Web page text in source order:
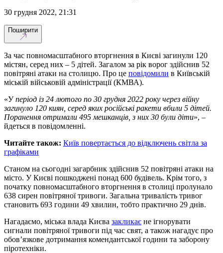
30 грудня 2022, 21:31
Поширити
За час повномасштабного вторгнення в Києві загинули 120
містян, серед них – 5 дітей. Загалом за рік ворог здійснив 52
повітряні атаки на столицю. Про це повідомили в Київській
міській військовій адміністрації (КМВА).
«Уперіод із 24 лютого по 30 грудня 2022 року через війну
загинуло 120 киян, серед яких російські ракети вбили 5 дітей.
Поранення отримали 495 мешканців, з них 30 були діти», –
йдеться в повідомленні.
Читайте також: Київ повертається до відключень світла за
графіками
Станом на сьогодні загарбник здійснив 52 повітряні атаки на
місто. У Києві пошкоджені понад 600 будівель. Крім того, з
початку повномасштабного вторгнення в столиці пролунало
638 сирен повітряної тривоги. Загальна тривалість тривог
становить 693 години 49 хвилин, тобто практично 29 днів.
Нагадаємо, міська влада Києва закликає не ігнорувати
сигнали повітряної тривоги під час свят, а також нагадує про
обов’язкове дотримання комендантської години та заборону
піротехніки.